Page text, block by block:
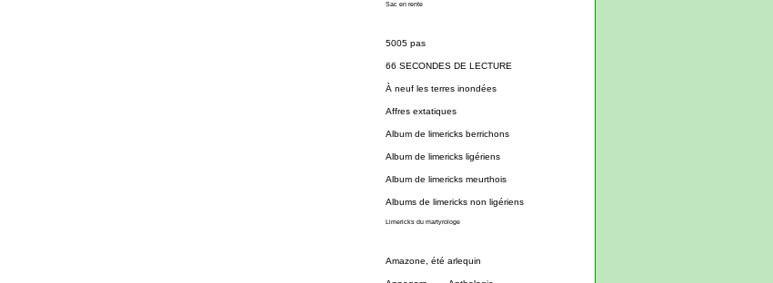
Sac en rente
5005 pas
66 SECONDES DE LECTURE
À neuf les terres inondées
Affres extatiques
Album de limericks berrichons
Album de limericks ligériens
Album de limericks meurthois
Albums de limericks non ligériens
Limericks du martyrologe
Amazone, été arlequin